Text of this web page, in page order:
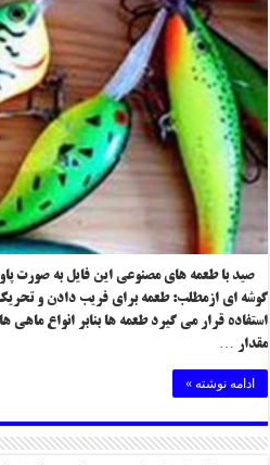
گوشه ای ازمطلب: طعمه برای فریب دادن و
استفاده قرار می گیرد طعمه ها بنابر انواع ماهی
مقدار …
ادامه نوشته »